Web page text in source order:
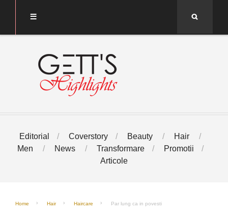
Editorial Coverstory Beauty
Hair
Men
News Transformare
Promotii
Articole
Home Hair Haircare Par lung ca in povesti